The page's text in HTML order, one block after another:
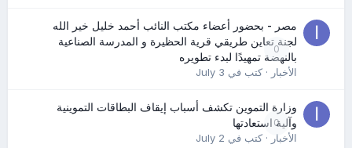
0
مصر - بحضور أعضاء مكتب النائب أحمد خليل خير الله
لجنة تعاين طريقي قرية الحظيرة و المدرسة الصناعية
بالنهضة تمهيدًا لبدء تطويره
الأخبار· كتب في July 3
0
وزارة التموين تكشف أسباب إيقاف البطاقات التموينية
وآلية استعادتها
الأخبار· كتب في July 2